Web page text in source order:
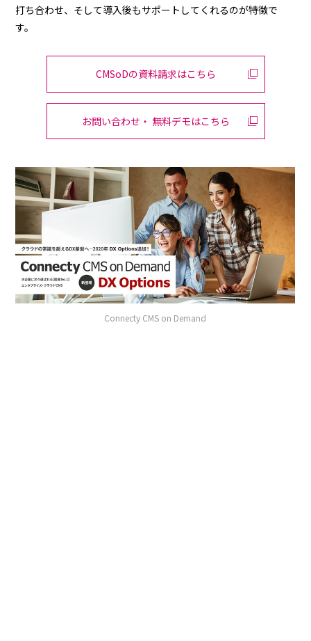
打ち合わせ、そして導入後もサポートしてくれるのが特徴で
す。
CMSoDの資料請求はこちら
お問い合わせ・ 無料デモはこちら
Connecty CMS on Demand